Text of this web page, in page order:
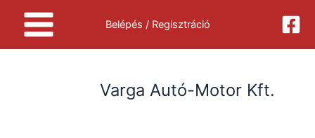
content
Belépés / Regisztráció
Varga Autó-Motor Kft.